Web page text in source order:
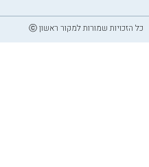
כל הזכויות שמורות למקור ראשון ⓒ